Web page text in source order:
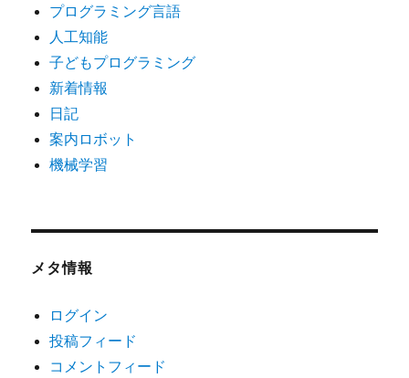
プログラミング言語
人工知能
子どもプログラミング
新着情報
日記
案内ロボット
機械学習
メタ情報
ログイン
投稿フィード
コメントフィード